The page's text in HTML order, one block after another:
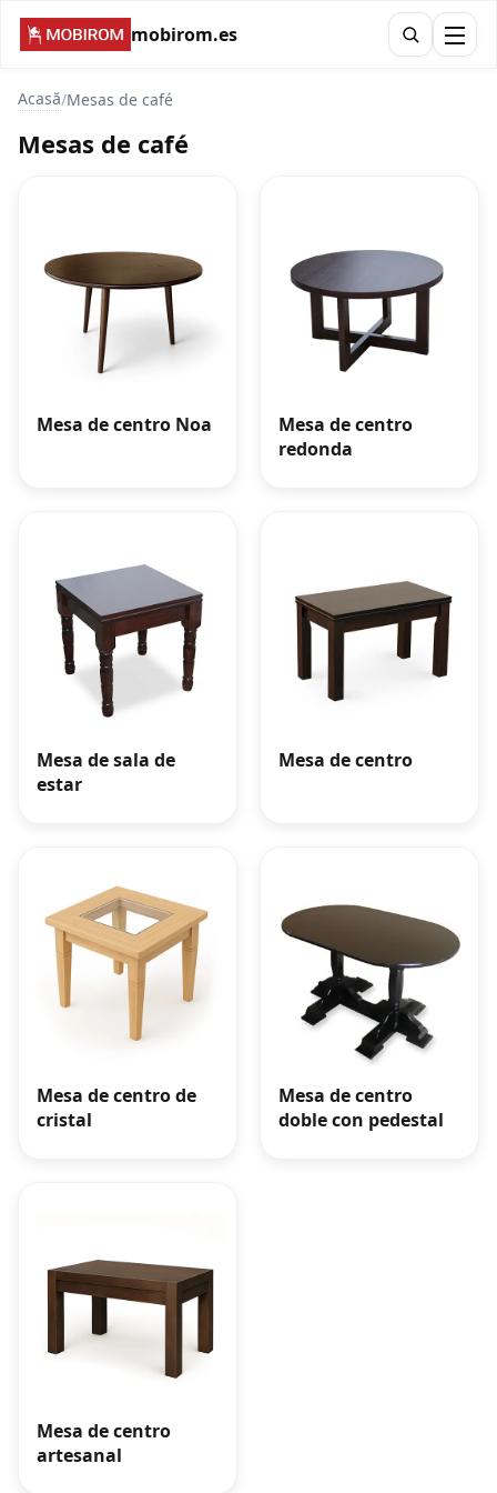
mobirom.es
Acasă/Mesas de café
Mesas de café
Mesa de centro Noa
Mesa de centro
redonda
Mesa de sala de
estar
Mesa de centro
Mesa de centro de
cristal
Mesa de centro
doble con pedestal
Mesa de centro
artesanal